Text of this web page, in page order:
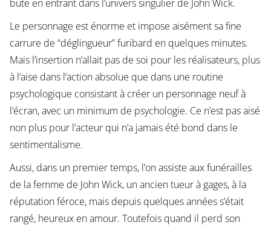
bute en entrant dans l’univers singulier de John Wick.
Le personnage est énorme et impose aisément sa fine
carrure de “déglingueur” furibard en quelques minutes.
Mais l’insertion n’allait pas de soi pour les réalisateurs, plus
à l’aise dans l’action absolue que dans une routine
psychologique consistant à créer un personnage neuf à
l’écran, avec un minimum de psychologie. Ce n’est pas aisé
non plus pour l’acteur qui n’a jamais été bond dans le
sentimentalisme.
Aussi, dans un premier temps, l’on assiste aux funérailles
de la femme de John Wick, un ancien tueur à gages, à la
réputation féroce, mais depuis quelques années s’était
rangé, heureux en amour. Toutefois quand il perd son